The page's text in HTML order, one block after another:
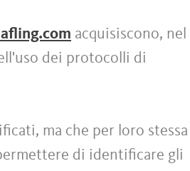
acquisiscono, nel
dei protocolli di
ma che per loro stessa
di identificare gli